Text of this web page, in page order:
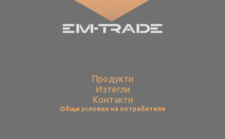
Продукти
Изтегли
Контакти
Общи условия на потребителя